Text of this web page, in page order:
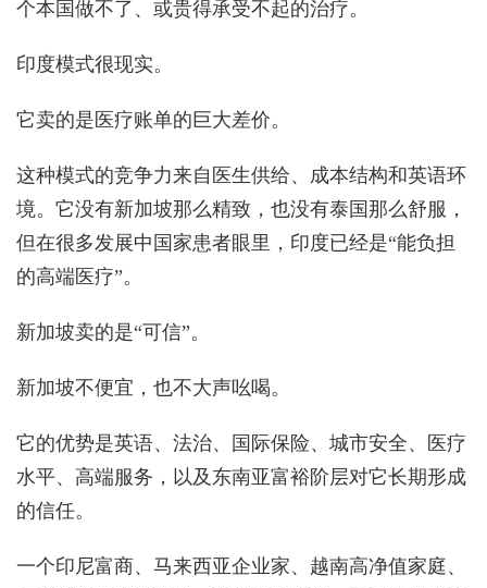
个本国做不了、或贵得承受不起的治疗。
印度模式很现实。
它卖的是医疗账单的巨大差价。
这种模式的竞争力来自医生供给、成本结构和英语环
境。它没有新加坡那么精致，也没有泰国那么舒服，
但在很多发展中国家患者眼里，印度已经是“能负担
的高端医疗”。
新加坡卖的是“可信”。
新加坡不便宜，也不大声吆喝。
它的优势是英语、法治、国际保险、城市安全、医疗
水平、高端服务，以及东南亚富裕阶层对它长期形成
的信任。
一个印尼富商、马来西亚企业家、越南高净值家庭、